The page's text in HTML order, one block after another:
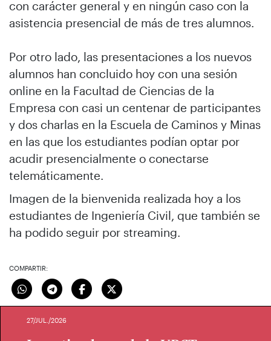
con carácter general y en ningún caso con la
asistencia presencial de más de tres alumnos.
Por otro lado, las presentaciones a los nuevos
alumnos han concluido hoy con una sesión
online en la Facultad de Ciencias de la
Empresa con casi un centenar de participantes
y dos charlas en la Escuela de Caminos y Minas
en las que los estudiantes podían optar por
acudir presencialmente o conectarse
telemáticamente.
Imagen de la bienvenida realizada hoy a los
estudiantes de Ingeniería Civil, que también se
ha podido seguir por streaming.
COMPARTIR:
27/JUL./2026